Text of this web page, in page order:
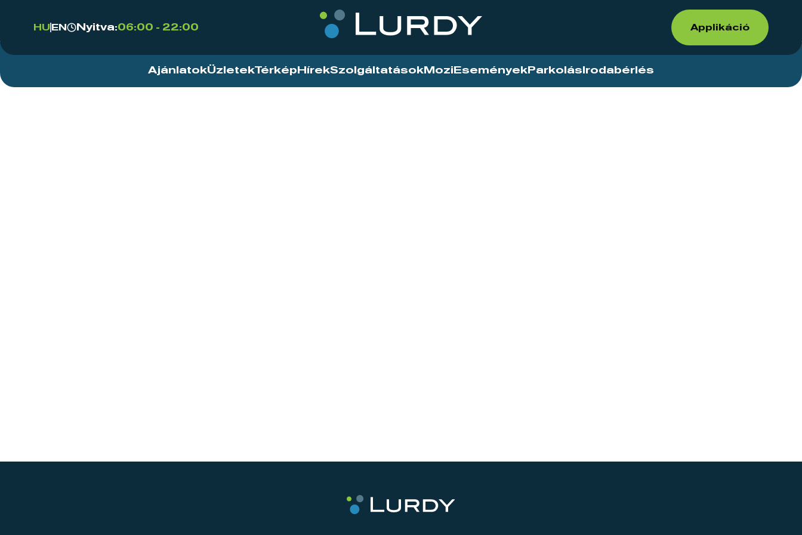
HU EN Nyitva:06:00 - 22:00 Applikáció
AjánlatokÜzletekTérkép HírekSzolgáltatások Mozi Események Parkolás Irodabérlés